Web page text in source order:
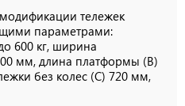
тележек
параметрами:
600 кг, ширина
мм, длина платформы (В)
без колес (С) 720 мм,